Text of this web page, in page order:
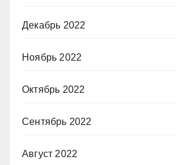
Декабрь 2022
Ноябрь 2022
Октябрь 2022
Сентябрь 2022
Август 2022